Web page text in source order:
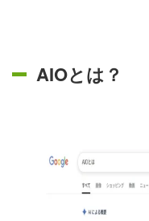
AIOとは？